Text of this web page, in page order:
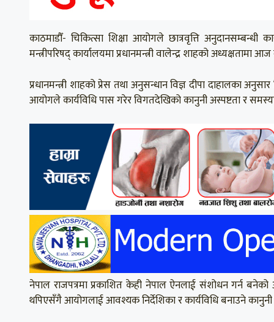
काठमाडौँ- चिकित्सा शिक्षा आयोगले छात्रवृत्ति अनुदानसम्बन्धी
मन्त्रीपरिषद् कार्यालयमा प्रधानमन्त्री वालेन्द्र शाहको
प्रधानमन्त्री शाहको प्रेस तथा अनुसन्धान विज्ञ दीपा दाहालका
आयोगले कार्यविधि पास गरेर विगतदेखिको कानुनी अस्पष्टता र
नेपाल राजपत्रमा प्रकाशित केही नेपाल ऐनलाई संशोधन गर्न बनेको
थपिएसँगै आयोगलाई आवश्यक निर्देशिका र कार्यविधि बनाउने कानुनी